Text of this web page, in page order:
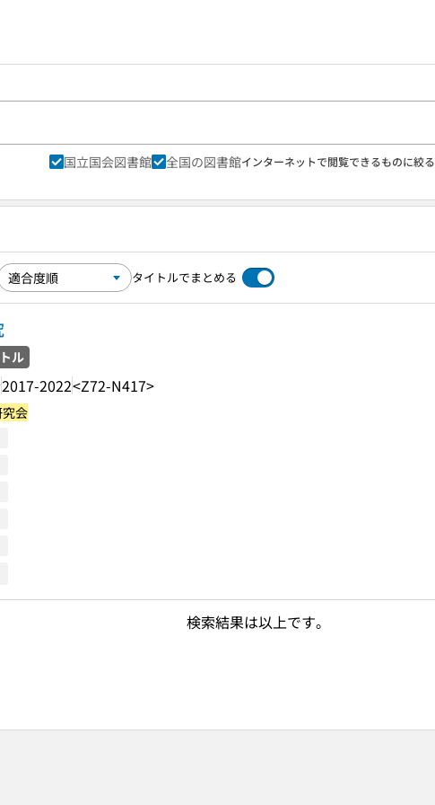
国立国会図書館 全国の図書館インターネットで閲覧できるものに絞る
タイトルでまとめる
ル
2017-2022<Z72-N417>
会
検索結果は以上です。